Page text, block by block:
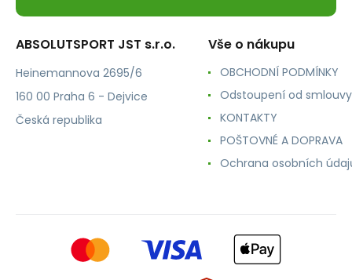
ABSOLUTSPORT JST s.r.o.
Heinemannova 2695/6
160 00 Praha 6 - Dejvice
Česká republika
Vše o nákupu
OBCHODNÍ PODMÍNKY
Odstoupení od smlouvy
KONTAKTY
POŠTOVNÉ A DOPRAVA
Ochrana osobních